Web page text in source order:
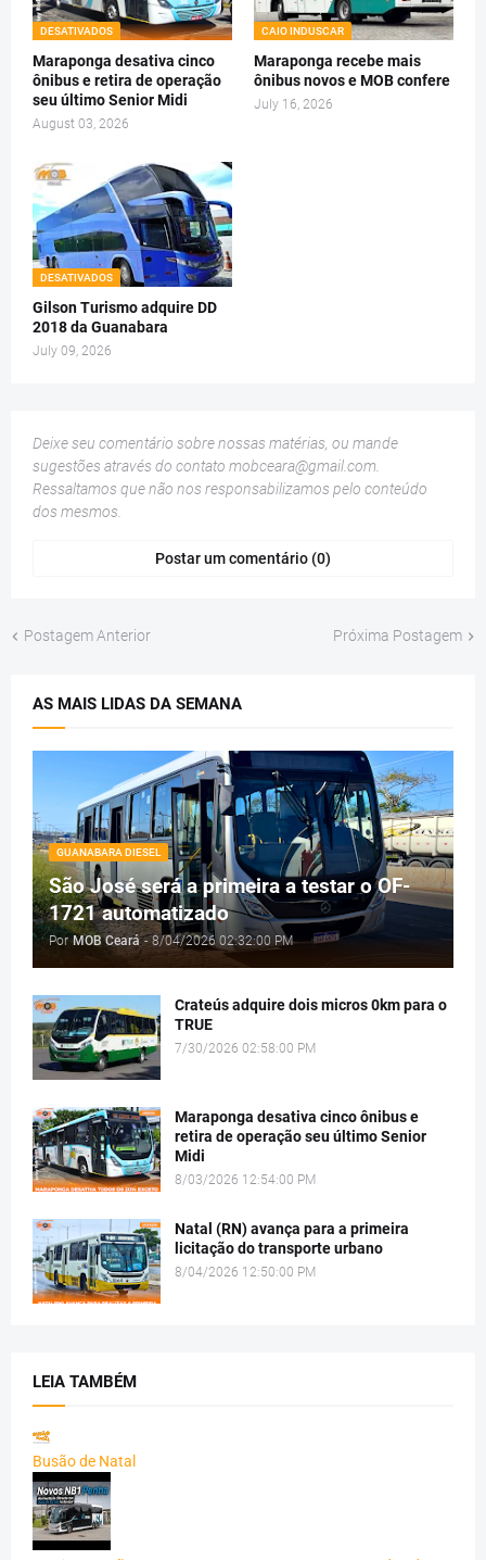
DESATIVADOS
Maraponga desativa cinco
ônibus e retira de operação
seu último Senior Midi
August 03, 2026
CAIO INDUSCAR
Maraponga recebe mais
ônibus novos e MOB confere
July 16, 2026
DESATIVADOS
Gilson Turismo adquire DD
2018 da Guanabara
July 09, 2026
Deixe seu comentário sobre nossas matérias, ou mande
sugestões através do contato mobceara@gmail.com
Ressaltamos que não nos responsabilizamos pelo conteúdo
dos mesmos.
Postar um comentário (0)
Postagem Anterior Próxima Postagem
AS MAIS LIDAS DA SEMANA
GUANABARA DIESEL
São José será a primeira a testar o OF-
1721 automatizado
Por MOB Ceará - 8/04/2026 02:32:00 PM
Crateús adquire dois micros 0km para o
TRUE
7/30/2026 02:58:00 PM
Maraponga desativa cinco ônibus e
retira de operação seu último Senior
Midi
8/03/2026 12:54:00 PM
Natal (RN) avança para a primeira
licitação do transporte urbano
8/04/2026 12:50:00 PM
LEIA TAMBÉM
Busão de Natal